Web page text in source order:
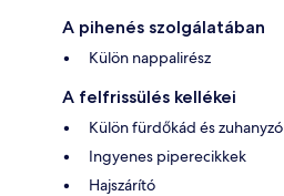
A pihenés szolgálatában
Külön nappalirész
A felfrissülés kellékei
Külön fürdőkád és zuhanyzó
Ingyenes piperecikkek
Hajszárító